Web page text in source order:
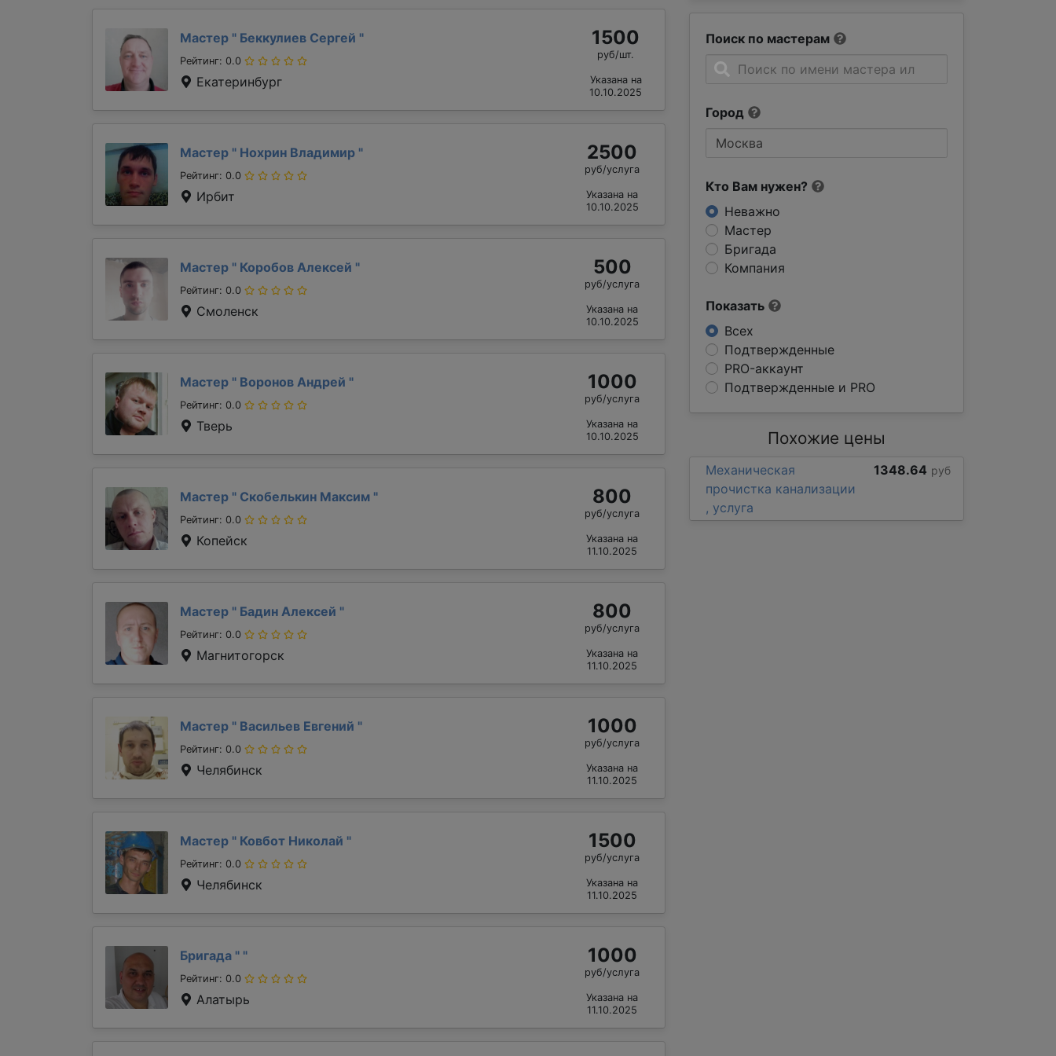
Поиск по мастерам
Город
Кто Вам нужен?
Неважно
Мастер
Бригада
Компания
Показать
Всех
Подтвержденные
PRO-аккаунт
Подтвержденные и PRO
Мастер " Беккулиев Сергей "
Рейтинг: 0.0
Екатеринбург
1500
руб/шт.
Указана на
10.10.2025
Мастер " Нохрин Владимир "
Рейтинг: 0.0
Ирбит
2500
руб/услуга
Указана на
10.10.2025
Мастер " Коробов Алексей "
Рейтинг: 0.0
Смоленск
500
руб/услуга
Указана на
10.10.2025
Мастер " Воронов Андрей "
Рейтинг: 0.0
Тверь
1000
руб/услуга
Указана на
10.10.2025
Мастер " Скобелькин Максим "
Рейтинг: 0.0
Копейск
800
руб/услуга
Указана на
11.10.2025
Мастер " Бадин Алексей "
Рейтинг: 0.0
Магнитогорск
800
руб/услуга
Указана на
11.10.2025
Мастер " Васильев Евгений "
Рейтинг: 0.0
Челябинск
1000
руб/услуга
Указана на
11.10.2025
Мастер " Ковбот Николай "
Рейтинг: 0.0
Челябинск
1500
руб/услуга
Указана на
11.10.2025
Бригада " "
Рейтинг: 0.0
Алатырь
1000
руб/услуга
Указана на
11.10.2025
Похожие цены
Механическая
прочистка канализации
, услуга
1348.64 руб